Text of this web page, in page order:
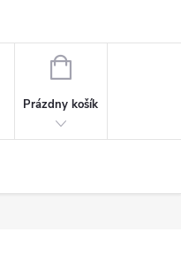
NÁKUPNÝ
Prázdny košík